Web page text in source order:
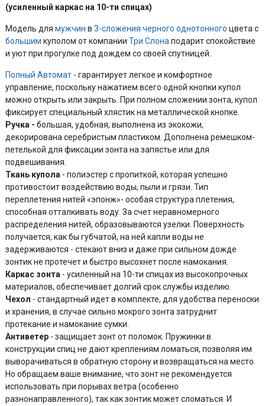
(усиленный каркас на 10-ти спицах)
Модель длямужчин в3-сложения черного однотонного цвета с
большим куполом от компанииТри Слона подарит спокойствие
и уют при прогулке под дождем со своей спутницей.
Полный Автомат - гарантирует легкое и комфортное
управление, поскольку нажатием всего одной кнопки купол
можно открыть или закрыть. При полном сложении зонта, купол
фиксирует специальный хлястик на металлической кнопке.
Ручка -большая, удобная, выполнена из экокожи,
декорирована серебристым пластиком. Дополнена ремешком-
петелькой для фиксации зонта на запястье или для
подвешивания.
Ткань купола - полиэстер с пропиткой, которая успешно
противостоит воздействию воды, пыли и грязи. Тип
переплетения нитей «эпонж»- особая структура плетения,
способная отталкивать воду. За счет неравномерного
распределения нитей, образовываются узелки. Поверхность
получается, как бы губчатой, на ней капли воды не
задерживаются - стекают вниз и даже при сильном дожде
зонтик не протечет и быстро высохнет после намокания.
Каркас зонта - усиленный на 10-ти спицах из высокопрочных
материалов, обеспечивает долгий срок службы изделию.
Чехол - стандартный идет в комплекте, для удобства переноски
и хранения, в случае сильно мокрого зонта затруднит
протекание и намокание сумки.
Антиветер - защищает зонт от поломок. Пружинки в
конструкции спиц не дают креплениям ломаться, позволяя им
выворачиваться в обратную сторону и возвращаться на место.
Но обращаем ваше внимание, что зонт не рекомендуется
использовать при порывах ветра (особенно
разнонаправленного), так как зонтик может сломаться. И